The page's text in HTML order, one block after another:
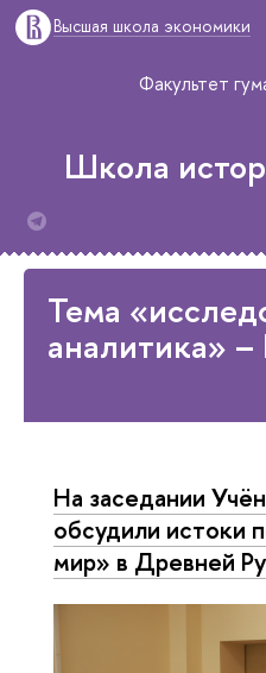
Высшая школа экономики
Факультет
Школа
Тема
аналитика»
На заседании
обсудили истоки
мир» в Древней